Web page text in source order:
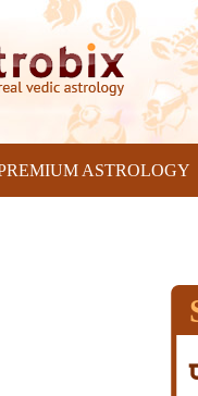
ASTROLOGY